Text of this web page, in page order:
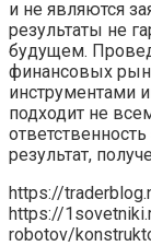
и не являются
результаты не
будущем.
финансовых
инструментами
подходит не
результат,
https://
https://
robotov/